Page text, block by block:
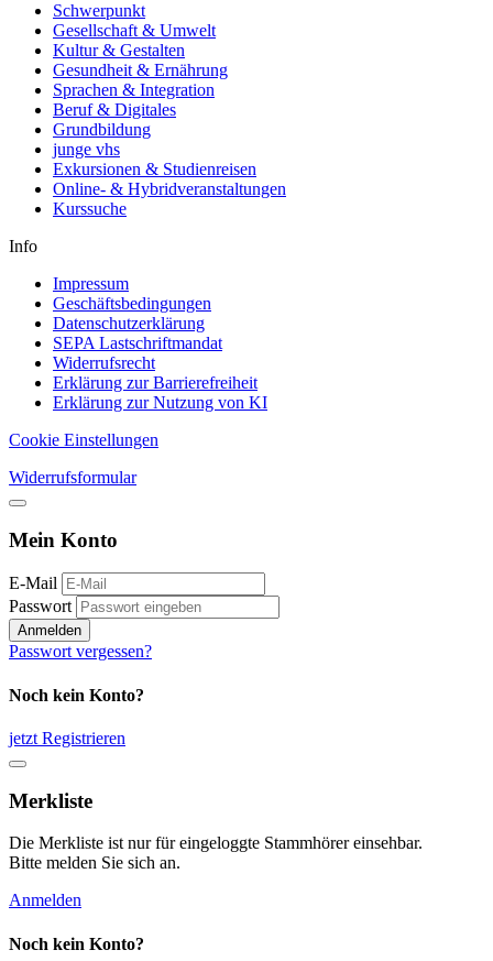
Schwerpunkt
Gesellschaft & Umwelt
Kultur & Gestalten
Gesundheit & Ernährung
Sprachen & Integration
Beruf & Digitales
Grundbildung
junge vhs
Exkursionen & Studienreisen
Online- & Hybridveranstaltungen
Kurssuche
Info
Impressum
Geschäftsbedingungen
Datenschutzerklärung
SEPA Lastschriftmandat
Widerrufsrecht
Erklärung zur Barrierefreiheit
Erklärung zur Nutzung von KI
Cookie Einstellungen
Widerrufsformular
Mein Konto
E-Mail
Passwort
Anmelden
Passwort vergessen?
Noch kein Konto?
jetzt Registrieren
Merkliste
Die Merkliste ist nur für eingeloggte Stammhörer einsehbar.
Bitte melden Sie sich an.
Anmelden
Noch kein Konto?